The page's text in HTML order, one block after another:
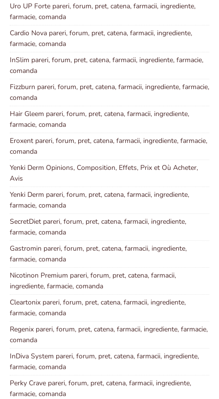
Uro UP Forte pareri, forum, pret, catena, farmacii, ingrediente,
farmacie, comanda
Cardio Nova pareri, forum, pret, catena, farmacii, ingrediente,
farmacie, comanda
InSlim pareri, forum, pret, catena, farmacii, ingrediente, farmacie,
comanda
Fizzburn pareri, forum, pret, catena, farmacii, ingrediente, farmacie,
comanda
Hair Gleem pareri, forum, pret, catena, farmacii, ingrediente,
farmacie, comanda
Eroxent pareri, forum, pret, catena, farmacii, ingrediente, farmacie,
comanda
Yenki Derm Opinions, Composition, Effets, Prix et Où Acheter,
Avis
Yenki Derm pareri, forum, pret, catena, farmacii, ingrediente,
farmacie, comanda
SecretDiet pareri, forum, pret, catena, farmacii, ingrediente,
farmacie, comanda
Gastromin pareri, forum, pret, catena, farmacii, ingrediente,
farmacie, comanda
Nicotinon Premium pareri, forum, pret, catena, farmacii,
ingrediente, farmacie, comanda
Cleartonix pareri, forum, pret, catena, farmacii, ingrediente,
farmacie, comanda
Regenix pareri, forum, pret, catena, farmacii, ingrediente, farmacie,
comanda
InDiva System pareri, forum, pret, catena, farmacii, ingrediente,
farmacie, comanda
Perky Crave pareri, forum, pret, catena, farmacii, ingrediente,
farmacie, comanda